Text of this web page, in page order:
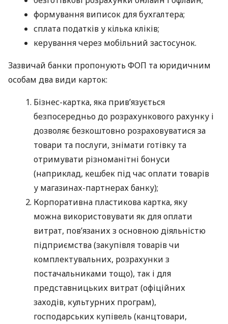
формування виписок для бухгалтера;
сплата податків у кілька кліків;
керування через мобільний застосунок.
Зазвичай банки пропонують ФОП та юридичним
особам два види карток:
Бізнес-картка, яка прив’язується
безпосередньо до розрахункового рахунку і
дозволяє безкоштовно розраховуватися за
товари та послуги, знімати готівку та
отримувати різноманітні бонуси
(наприклад, кешбек під час оплати товарів
у магазинах-партнерах банку);
Корпоративна пластикова картка, яку
можна використовувати як для оплати
витрат, пов’язаних з основною діяльністю
підприємства (закупівля товарів чи
комплектувальних, розрахунки з
постачальниками тощо), так і для
представницьких витрат (офіційних
заходів, культурних програм),
господарських купівель (канцтовари,